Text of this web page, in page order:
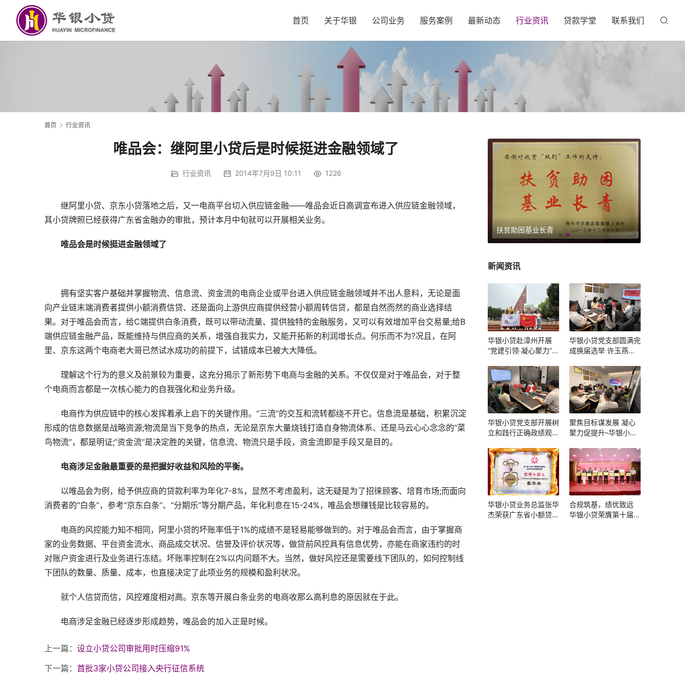
首页 关于华银 公司业务 服务案例 最新动态 行业资讯 贷款学堂 联系我们
首页 行业资讯
唯品会：继阿里小贷后是时候挺进金融领域了
行业资讯 2014年7月9日 10:11 1226
继阿里小贷、京东小贷落地之后，又一电商平台切入供应链金融——唯品会近日高调宣布进入供应链金融领域，
其小贷牌照已经获得广东省金融办的审批，预计本月中旬就可以开展相关业务。
唯品会是时候挺进金融领域了
拥有坚实客户基础并掌握物流、信息流、资金流的电商企业或平台进入供应链金融领域并不出人意料，无论是面
向产业链末端消费者提供小额消费信贷、还是面向上游供应商提供经营小额周转信贷，都是自然而然的商业选择结
果。对于唯品会而言，给C端提供白条消费，既可以带动流量、提供独特的金融服务，又可以有效增加平台交易量;给B
端供应链金融产品，既能维持与供应商的关系，增强自我实力，又能开拓新的利润增长点。何乐而不为?况且，在阿
里、京东这两个电商老大哥已然试水成功的前提下，试错成本已被大大降低。
理解这个行为的意义及前景较为重要，这充分揭示了新形势下电商与金融的关系。不仅仅是对于唯品会，对于整
个电商而言都是一次核心能力的自我强化和业务升级。
电商作为供应链中的核心发挥着承上启下的关键作用。“三流”的交互和流转都绕不开它。信息流是基础，积累沉淀
形成的信息数据是战略资源;物流是当下竞争的热点，无论是京东大量烧钱打造自身物流体系、还是马云心心念念的“菜
鸟物流”，都是明证;“资金流”是决定胜的关键，信息流、物流只是手段，资金流即是手段又是目的。
电商涉足金融最重要的是把握好收益和风险的平衡。
以唯品会为例，给予供应商的贷款利率为年化7-8%，显然不考虑盈利，这无疑是为了招徕顾客、培育市场;而面向
消费者的“白条”，参考“京东白条”、“分期乐”等分期产品，年化利息在15-24%，唯品会想赚钱是比较容易的。
电商的风控能力知不相同，阿里小贷的坏账率低于1%的成绩不是轻易能够做到的。对于唯品会而言，由于掌握商
家的业务数据、平台资金流水、商品成交状况、信誉及评价状况等，做贷前风控具有信息优势，亦能在商家违约的时
对账户资金进行及业务进行冻结。坏账率控制在2%以内问题不大。当然，做好风控还是需要线下团队的，如何控制线
下团队的数量、质量、成本，也直接决定了此项业务的规模和盈利状况。
就个人信贷而信，风控难度相对高。京东等开展白条业务的电商收那么高利息的原因就在于此。
电商涉足金融已经逐步形成趋势，唯品会的加入正是时候。
上一篇： 设立小贷公司审批用时压缩91%
下一篇： 首批3家小贷公司接入央行征信系统
扶贫助困基业长青
新闻资讯
华银小贷赴漳州开展
“党建引领·凝心聚力”主
华银小贷党支部圆满完
成换届选举 许玉燕当
华银小贷党支部开展树
立和践行正确政绩观学
生活会
聚焦目标谋发展 凝心
聚力促提升–华银小贷
职会
华银小贷业务总监张华
杰荣获广东省小额贷款
合规筑基，绩优致远
华银小贷荣膺第十届广